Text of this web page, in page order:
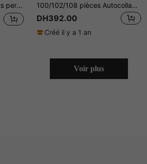
personnalisés avec code QR pour les entreprises sociales 100/102/108 pièces Autocollants de conception personnalisée 1,5" 2" 2,5" 3" - Étiquettes d'identification de logo personnalisées, matériau vinyle universel
DH392.00
Créé il y a 1 an
Voir plus